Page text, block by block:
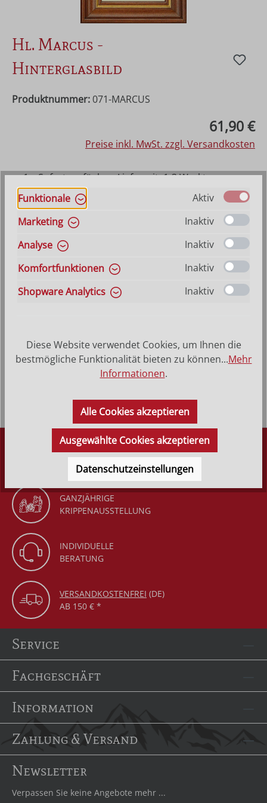
Hl. Marcus -
Hinterglasbild
Produktnummer: 071-MARCUS
61,90 €
Preise inkl. MwSt. zzgl. Versandkosten
1 x Sofort verfügbar, Lieferzeit: 1-3 Werktage
ansonsten Vorraussichtlich lieferbar ab 21. August
2026
Produkt Anzahl: Gib den gewünschten
In den Warenkorb
AB 150,-*
Heiliger Marcus - Hinterglasbild, Patronatsbild,
Namenspatron mit Heiligenname, Hinterglasmalerei
Rahmen aus Echtholz…Mehr
DÜRR KRIPPEN
SEIT 1977
GANZJÄHRIGE
KRIPPENAUSSTELLUNG
INDIVIDUELLE
BERATUNG
VERSANDKOSTENFREI (DE)
AB 150 € *
Service
Fachgeschäft
Information
Zahlung & Versand
Newsletter
Verpassen Sie keine Angebote mehr ...
Funktionale
Aktiv
Marketing
Inaktiv
Analyse
Inaktiv
Komfortfunktionen
Inaktiv
Shopware Analytics
Inaktiv
Diese Website verwendet Cookies, um Ihnen die
bestmögliche Funktionalität bieten zu können...Mehr
Informationen.
Alle Cookies akzeptieren
Ausgewählte Cookies akzeptieren
Datenschutzeinstellungen